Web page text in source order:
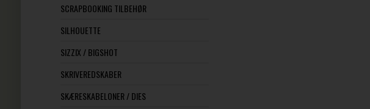
SCRAPBOOKING TILBEHØR
SILHOUETTE
SIZZIX / BIGSHOT
SKRIVEREDSKABER
SKÆRESKABELONER / DIES